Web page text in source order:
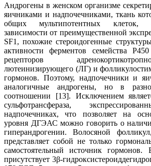
Андрогены в женском организме
яичниками и надпочечниками, ткань
общих мультипотентных
зависимости от преимущественной
SF1, похожие стероидогенные
активности ферментов семейства
рецепторов
лютеинизирующего (ЛГ) и
гормонов. Поэтому, надпочечники и
аналогичные андрогены, но в
соотношении [13]. Исключением
сульфотрансфераза,
надпочечниках, что позволяет на
уровня ДГЭАС можно говорить о
гиперандрогении. Волосяной
представляет собой не только
самостоятельный источник гормонов.
присутствует 3β-